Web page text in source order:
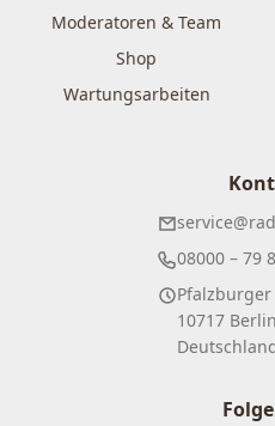
Moderatoren & Team
Shop
Wartungsarbeiten
08000 – 79
10717 Berlin